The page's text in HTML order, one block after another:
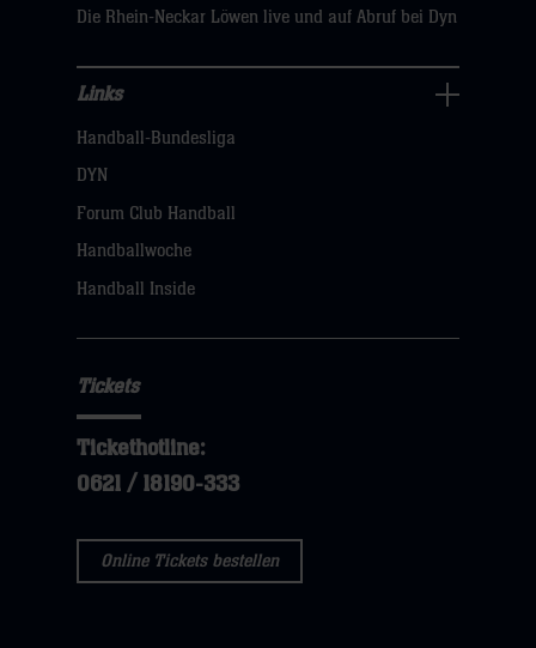
Die Rhein-Neckar Löwen live und auf Abruf bei Dyn
Navigation
öffnen,
dann
klicken
Links
Handball-Bundesliga
DYN
Forum Club Handball
Handballwoche
Handball Inside
Tickets
Tickethotline:
0621 / 18190-333
Online Tickets bestellen